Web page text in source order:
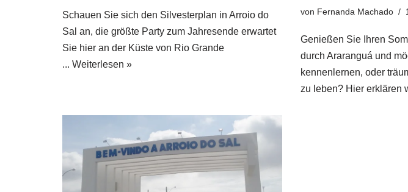
Schauen Sie sich den Silvesterplan in Arroio do
Sal an, die größte Party zum Jahresende erwartet
Sie hier an der Küste von Rio Grande
... Weiterlesen »
von Fernanda Machado
Genießen Sie Ihren
durch Araranguá und
kennenlernen, oder
zu leben? Hier erklären